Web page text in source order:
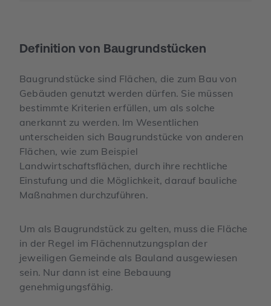
Definition von Baugrundstücken
Baugrundstücke sind Flächen, die zum Bau von
Gebäuden genutzt werden dürfen. Sie müssen
bestimmte Kriterien erfüllen, um als solche
anerkannt zu werden. Im Wesentlichen
unterscheiden sich Baugrundstücke von anderen
Flächen, wie zum Beispiel
Landwirtschaftsflächen, durch ihre rechtliche
Einstufung und die Möglichkeit, darauf bauliche
Maßnahmen durchzuführen.
Um als Baugrundstück zu gelten, muss die Fläche
in der Regel im Flächennutzungsplan der
jeweiligen Gemeinde als Bauland ausgewiesen
sein. Nur dann ist eine Bebauung
genehmigungsfähig.